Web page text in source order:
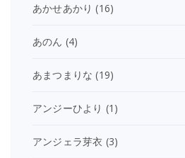
あかせあかり (16)
あのん (4)
あまつまりな (19)
アンジーひより (1)
アンジェラ芽衣 (3)